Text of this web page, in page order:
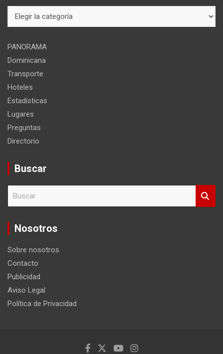
del
PANORAMA
Dominicana
Transporte
Hoteles
Estadísticas
Lugares
Preguntas
Directorio
Buscar
c
Nosotros
Sobre nosotros
Contacto
Publicidad
Aviso Legal
Política de Privacidad